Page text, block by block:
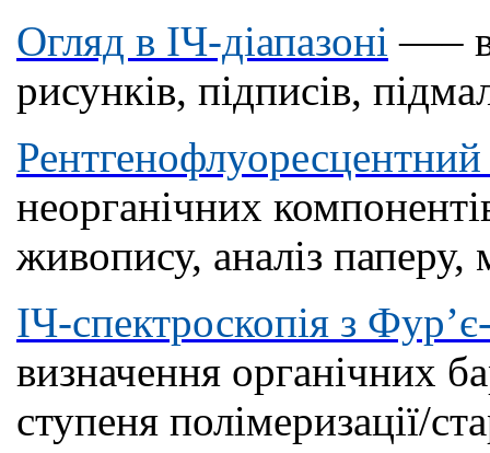
Огляд в ІЧ-діапазоні —–
рисунків, підписів,
Рентгенофлуоресцентний
неорганічних
живопису, аналіз паперу,
ІЧ-спектроскопія з
визначення органічних
ступеня полімеризації/